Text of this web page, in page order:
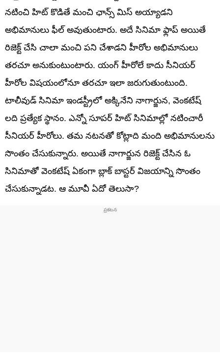
నటించి హిట్ కొడితే మంచి ఛాన్స్ మిస్ అయ్యాడని
అభిమానులు ఫీల్ అవుతుంటారు. అదే సినిమా ఫ్లాప్ అయితే
రిజెక్ట్ చేసి చాలా మంచి పని చేశాడని హీరోల అభిమానులు
తరచూ అనుకుంటుంటారు. యంగ్ హీరోలే కాదు సీనియర్
హీరోల విషయంలోనూ తరచూ ఇలా జరుగుతుంటుంది.
టాలీవుడ్ సినిమా ఇండస్ట్రీలో అక్కినేని నాగార్జున, వెంకటేష్
లది ప్రత్యేక స్థానం. ఎన్నో సూపర్ హిట్ సినిమాల్లో నటించారీ
సీనియర్ హీరోలు. తమ నటనతో కోట్లాది మంది అభిమానులను
సొంతం చేసుకున్నారు. అయితే నాగార్జున రిజెక్ట్ చేసిన ఓ
సినిమాతో వెంకటేష్ ఏకంగా బ్లాక్ బాస్టర్ విజయాన్ని సొంతం
చేసుకున్నాడట. ఆ మూవీ ఏదో తెలుసా?